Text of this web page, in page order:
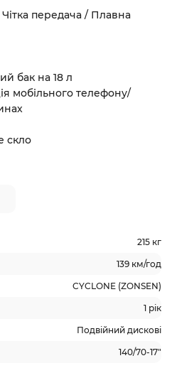
передача / Плавна
бак на 18 л
мобільного телефону/
скло
215 кг
139 км/год
CYCLONE (ZONSEN)
1 рік
Подвійний дискові
140/70-17"